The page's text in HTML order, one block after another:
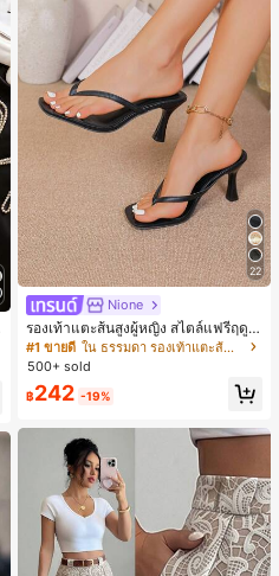
22
Nione
รองเท้าแตะส้นสูงผู้หญิง สไตล์แฟรี่ฤดูร้
อน ส้นบาง แบบคีบ แต่งสายคาดผม รอ
งเท้าแตะชายหาดสำหรับเที่ยวพักผ่อน
แฟชั่นสายไขว้ สำหรับเดทไนท์
#1 ขายดี
ใน ธรรมดา รองเท้าแตะส้นสูงผู้หญิง
500+ sold
฿242 -19%